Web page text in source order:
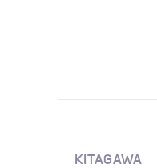
KITAGAWA